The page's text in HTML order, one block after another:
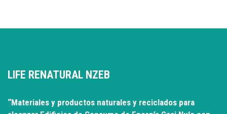
LIFE RENATURAL NZEB
“Materiales y productos naturales y reciclados para